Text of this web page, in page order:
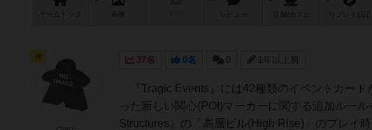
ゲーム 画像 レビュー 店舗/ カフェ
37名 0名 0 1年以上前
『Tragic Events』には42種類のイベントカード
った新しい関心(POI)マーカーに関する追加ルー
Structures』の「高層ビル(High Rise)」のプレイ